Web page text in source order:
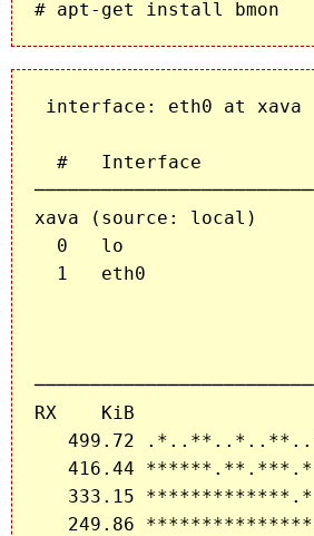
interface: eth0 at
#   Interface
xava (source: local)
0   lo
1   eth0
RX    KiB
499.72
416.44
333.15
249.86